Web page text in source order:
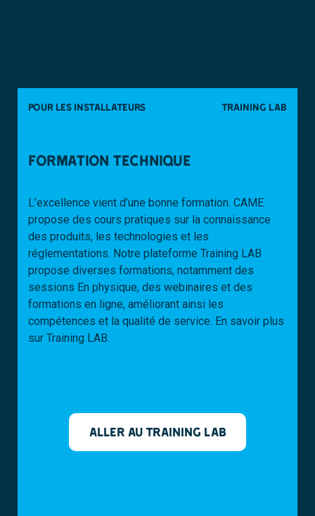
POUR LES INSTALLATEURS training lab
FORMATION TECHNIQUE
L’excellence vient d’une bonne formation. CAME
propose des cours pratiques sur la connaissance
des produits, les technologies et les
réglementations. Notre plateforme Training LAB
propose diverses formations, notamment des
sessions En physique, des webinaires et des
formations en ligne, améliorant ainsi les
compétences et la qualité de service. En savoir plus
sur Training LAB.
ALLER AU TRAINING LAB